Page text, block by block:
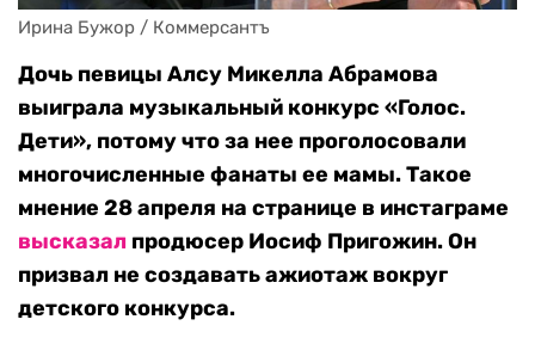
Ирина Бужор / Коммерсантъ
Дочь певицы Алсу Микелла Абрамова
выиграла музыкальный конкурс «Голос.
Дети», потому что за нее проголосовали
многочисленные фанаты ее мамы. Такое
мнение 28 апреля на странице в инстаграме
высказал продюсер Иосиф Пригожин. Он
призвал не создавать ажиотаж вокруг
детского конкурса.